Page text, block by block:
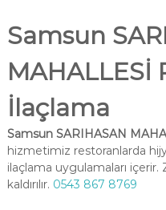
Samsun
MAHALLESİ
İlaçlama
Samsun SARIHASAN
hizmetimiz restoranlarda
ilaçlama uygulamaları içerir.
kaldırılır. 0543 867 8769